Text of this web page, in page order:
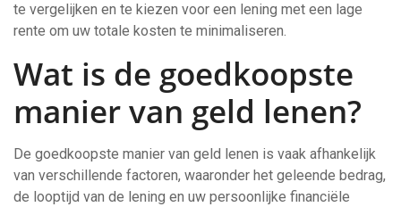
te vergelijken en te kiezen voor een lening met een lage
rente om uw totale kosten te minimaliseren.
Wat is de goedkoopste
manier van geld lenen?
De goedkoopste manier van geld lenen is vaak afhankelijk
van verschillende factoren, waaronder het geleende bedrag,
de looptijd van de lening en uw persoonlijke financiële